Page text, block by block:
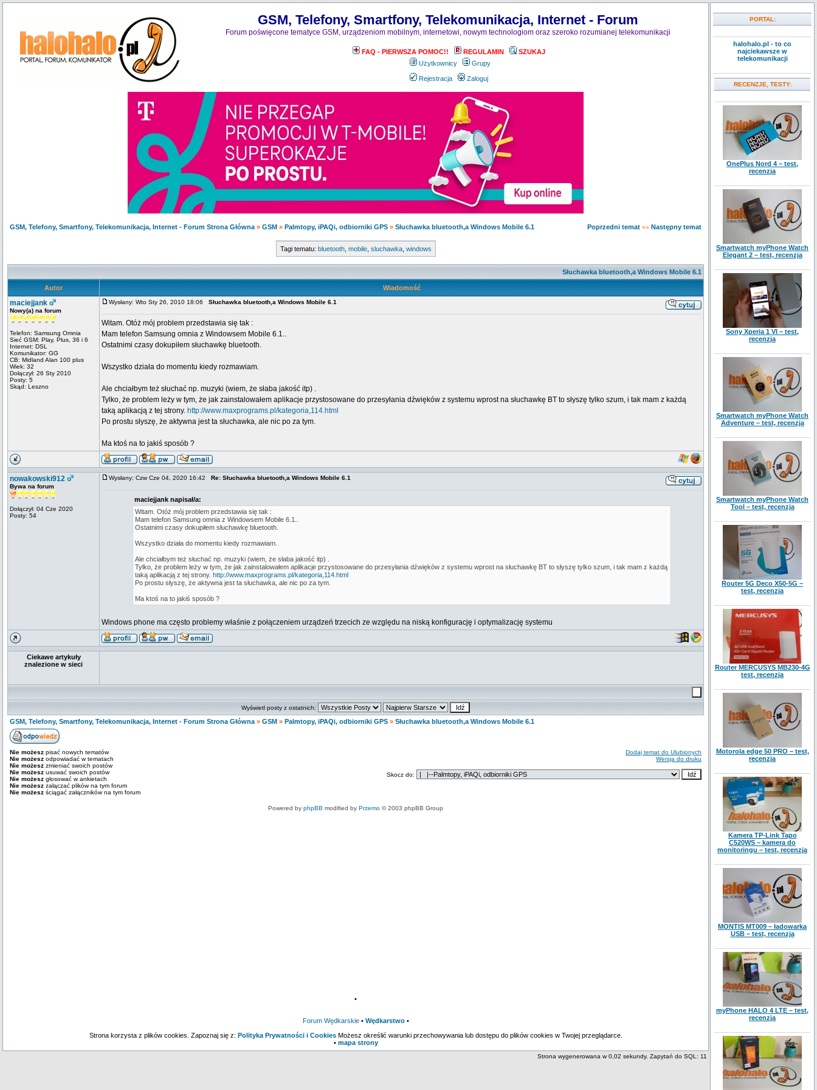
GSM, Telefony, Smartfony, Telekomunikacja, Internet - Forum
Forum poświęcone tematyce GSM, urządzeniom mobilnym, internetowi, nowym technologiom oraz szeroko rozumianej telekomunikacji
FAQ - PIERWSZA POMOC!! REGULAMIN
SZUKAJ
Użytkownicy
Grupy
Rejestracja Zaloguj
GSM, Telefony, Smartfony, Telekomunikacja, Internet - Forum Strona Główna » GSM » Palmtopy, iPAQi, odbiorniki GPS » Słuchawka bluetooth,a Windows Mobile 6.1 Poprzedni temat «» Następny temat
Tagi tematu: bluetooth, mobile, sluchawka, windows
Słuchawka bluetooth,a Windows Mobile 6.1
Autor Wiadomość
maciejjank
Nowy(a) na forum
Telefon: Samsung Omnia
Sieć GSM: Play, Plus, 36 i 6
Internet: DSL
Komunikator: GG
CB: Midland Alan 100 plus
Wiek: 32
Dołączył: 26 Sty 2010
Posty: 5
Skąd: Leszno
Wysłany: Wto Sty 26, 2010 18:06 Słuchawka bluetooth,a Windows Mobile 6.1
Witam. Otóż mój problem przedstawia się tak :
Mam telefon Samsung omnia z Windowsem Mobile 6.1..
Ostatnimi czasy dokupiłem słuchawkę bluetooth.
Wszystko działa do momentu kiedy rozmawiam.
Ale chciałbym też słuchać np. muzyki (wiem, że słaba jakość itp) .
Tylko, że problem leży w tym, że jak zainstalowałem aplikacje przystosowane do przesyłania dźwięków z systemu wprost na słuchawkę BT to słyszę tylko szum, i tak mam z każdą
taką aplikacją z tej strony. http://www.maxprograms.pl/kategoria,114.html
Po prostu słyszę, że aktywna jest ta słuchawka, ale nic po za tym.
Ma ktoś na to jakiś sposób ?
nowakowski912
Bywa na forum
Dołączył: 04 Cze 2020
Posty: 54
Wysłany: Czw Cze 04, 2020 16:42 Re: Słuchawka bluetooth,a Windows Mobile 6.1
maciejjank napisał/a:
Witam. Otóż mój problem przedstawia się tak :
Mam telefon Samsung omnia z Windowsem Mobile 6.1..
Ostatnimi czasy dokupiłem słuchawkę bluetooth.
Wszystko działa do momentu kiedy rozmawiam.
Ale chciałbym też słuchać np. muzyki (wiem, że słaba jakość itp) .
Tylko, że problem leży w tym, że jak zainstalowałem aplikacje przystosowane do przesyłania dźwięków z systemu wprost na słuchawkę BT to słyszę tylko szum, i tak mam z każdą
taką aplikacją z tej strony. http://www.maxprograms.pl/kategoria,114.html
Po prostu słyszę, że aktywna jest ta słuchawka, ale nic po za tym.
Ma ktoś na to jakiś sposób ?
Windows phone ma często problemy właśnie z połączeniem urządzeń trzecich ze względu na niską konfigurację i optymalizację systemu
Ciekawe artykuły
znalezione w sieci
Wyświetl posty z ostatnich:
GSM, Telefony, Smartfony, Telekomunikacja, Internet - Forum Strona Główna » GSM » Palmtopy, iPAQi, odbiorniki GPS » Słuchawka bluetooth,a Windows Mobile 6.1
Nie możesz pisać nowych tematów
Nie możesz odpowiadać w tematach
Nie możesz zmieniać swoich postów
Nie możesz usuwać swoich postów
Nie możesz głosować w ankietach
Nie możesz załączać plików na tym forum
Nie możesz ściągać załączników na tym forum
Dodaj temat do Ulubionych
Wersja do druku
Skocz do:
Powered by phpBB modified by Przemo © 2003 phpBB Group
•
Forum Wędkarskie• Wędkarstwo•
Strona korzysta z plików cookies. Zapoznaj się z: Polityka Prywatności i CookiesMożesz określić warunki przechowywania lub dostępu do plików cookies w Twojej przeglądarce.
• mapa strony
Strona wygenerowana w 0,02 sekundy. Zapytań do SQL: 11
PORTAL:
halohalo.pl - to co
najciekawsze w
telekomunikacji
RECENZJE, TESTY:
OnePlus Nord 4 – test,
recenzja
Smartwatch myPhone Watch
Elegant 2 – test, recenzja
Sony Xperia 1 VI – test,
recenzja
Smartwatch myPhone Watch
Adventure – test, recenzja
Smartwatch myPhone Watch
Tool – test, recenzja
Router 5G Deco X50-5G –
test, recenzja
Router MERCUSYS MB230-4G
test, recenzja
Motorola edge 50 PRO – test,
recenzja
Kamera TP-Link Tapo
C520WS – kamera do
monitoringu – test, recenzja
MONTIS MT009 – ładowarka
USB – test, recenzja
myPhone HALO 4 LTE – test,
recenzja